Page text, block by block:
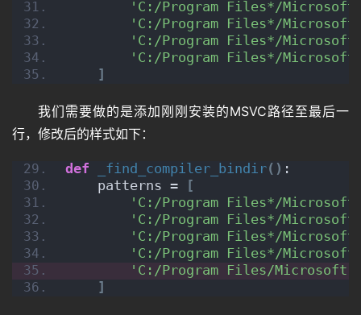
'C:/Program Files*/Microsoft
'C:/Program Files*/Microsoft
'C:/Program Files*/Microsoft
'C:/Program Files*/
]
我们需要做的是添加刚刚安装的MSVC路径至最后一
行，修改后的样式如下：
def _find_compiler_bindir() :
    patterns =
[
'C:/Program Files*/Microsoft
'C:/Program Files*/Microsoft
'C:/Program Files*/Microsoft
'C:/Program Files*/
'C:/Program Files/Microsoft
]